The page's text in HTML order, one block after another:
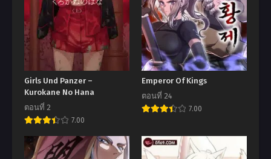
Girls Und Panzer –
Kurokane No Hana
ตอนที่ 2
7.00
Emperor Of Kings
ตอนที่ 24
7.00